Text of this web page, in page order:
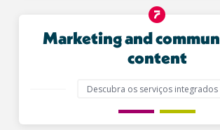
Marketing and
content
Descubra os serviços integrados